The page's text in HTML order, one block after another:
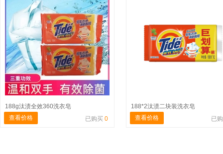
188g汰渍全效360洗衣皂
查看价格
已购买 0
188*2汰渍二块装洗衣皂
查看价格
已